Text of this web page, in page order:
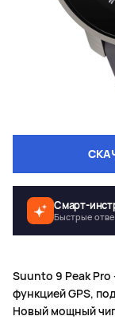
Смарт-
Быстрые
Suunto 9 Peak
функцией GPS,
Новый мощный